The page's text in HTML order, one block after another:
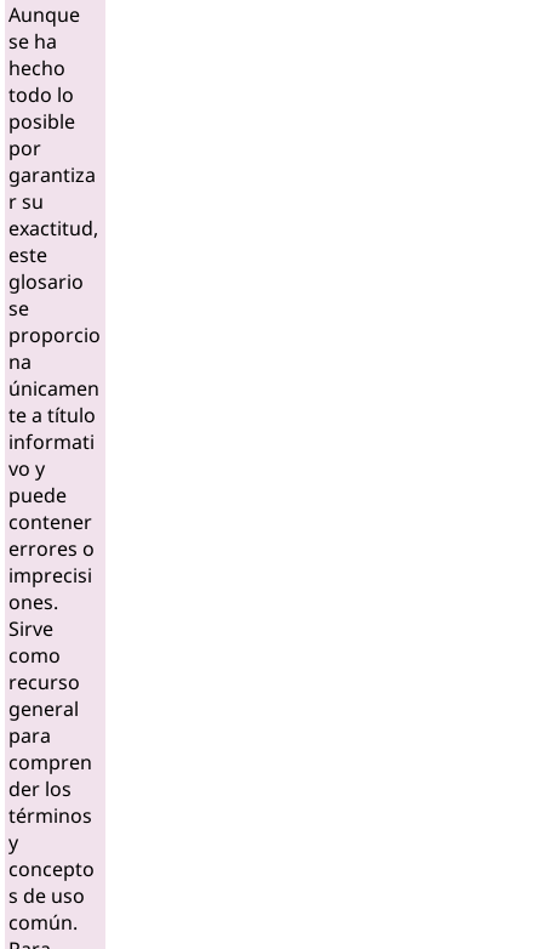
Aunque
se ha
hecho
todo lo
posible
por
garantiza
r su
exactitud,
este
glosario
se
proporcio
na
únicamen
te a título
informati
vo y
puede
contener
errores o
imprecisi
ones.
Sirve
como
recurso
general
para
compren
der los
términos
y
concepto
s de uso
común.